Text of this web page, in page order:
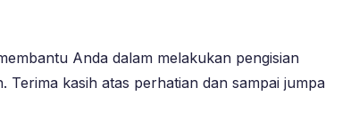
Anda dalam melakukan pengisian
kasih atas perhatian dan sampai jumpa